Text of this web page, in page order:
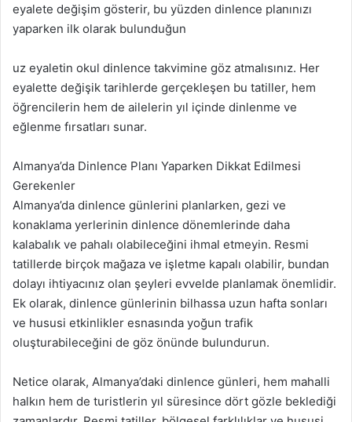
eyalete değişim gösterir, bu yüzden dinlence planınızı
yaparken ilk olarak bulunduğun
uz eyaletin okul dinlence takvimine göz atmalısınız. Her
eyalette değişik tarihlerde gerçekleşen bu tatiller, hem
öğrencilerin hem de ailelerin yıl içinde dinlenme ve
eğlenme fırsatları sunar.
Almanya’da Dinlence Planı Yaparken Dikkat Edilmesi
Gerekenler
Almanya’da dinlence günlerini planlarken, gezi ve
konaklama yerlerinin dinlence dönemlerinde daha
kalabalık ve pahalı olabileceğini ihmal etmeyin. Resmi
tatillerde birçok mağaza ve işletme kapalı olabilir, bundan
dolayı ihtiyacınız olan şeyleri evvelde planlamak önemlidir.
Ek olarak, dinlence günlerinin bilhassa uzun hafta sonları
ve hususi etkinlikler esnasında yoğun trafik
oluşturabileceğini de göz önünde bulundurun.
Netice olarak, Almanya’daki dinlence günleri, hem mahalli
halkın hem de turistlerin yıl süresince dört gözle beklediği